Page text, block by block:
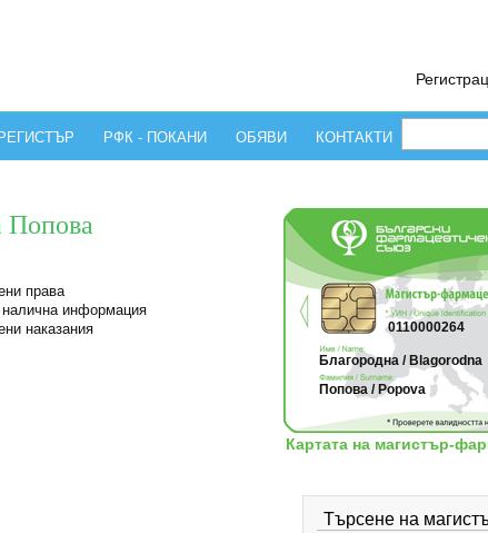
РФК - ПОКАНИ ОБЯВИ КОНТАКТИ
Попова
права
информация
наказания 0110000264
Благородна / Blagorodna
Попова / Popova
Картата на магистър-
Търсене на